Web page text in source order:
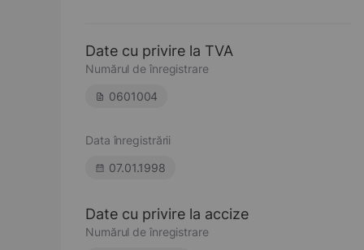
Date cu privire la TVA
Numărul de înregistrare
0601004
Data înregistrării
07.01.1998
Date cu privire la accize
Numărul de înregistrare